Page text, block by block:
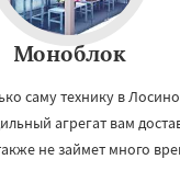
Моноблок
саму технику в
агрегат вам
не займет много